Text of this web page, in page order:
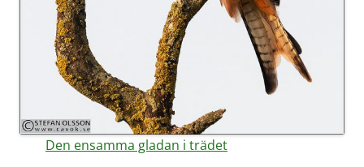
Den ensamma gladan i trädet